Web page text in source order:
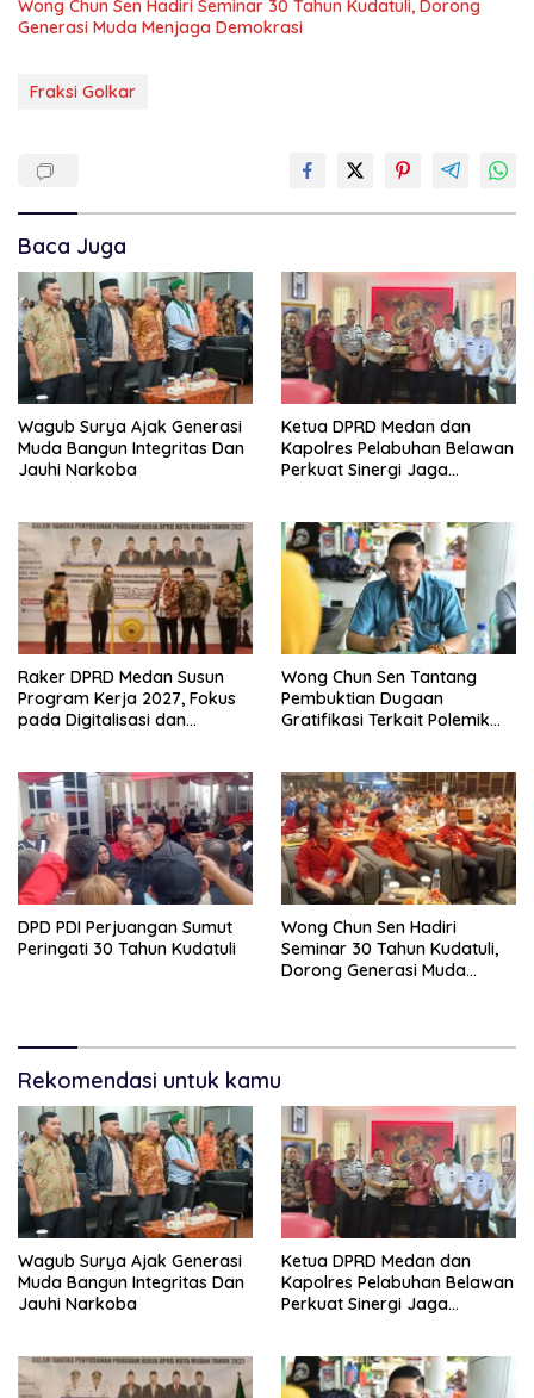
Wong Chun Sen Hadiri Seminar 30 Tahun Kudatuli, Dorong
Generasi Muda Menjaga Demokrasi
Fraksi Golkar
Baca Juga
Wagub Surya Ajak Generasi
Muda Bangun Integritas Dan
Jauhi Narkoba
Ketua DPRD Medan dan
Kapolres Pelabuhan Belawan
Perkuat Sinergi Jaga
Belawan
Raker DPRD Medan Susun
Program Kerja 2027, Fokus
pada Digitalisasi dan
Wong Chun Sen Tantang
Pembuktian Dugaan
Gratifikasi Terkait Polemik
DPD PDI Perjuangan Sumut
Peringati 30 Tahun Kudatuli
Wong Chun Sen Hadiri
Seminar 30 Tahun Kudatuli,
Dorong Generasi Muda
Rekomendasi untuk kamu
Wagub Surya Ajak Generasi
Muda Bangun Integritas Dan
Jauhi Narkoba
Ketua DPRD Medan dan
Kapolres Pelabuhan Belawan
Perkuat Sinergi Jaga
Belawan